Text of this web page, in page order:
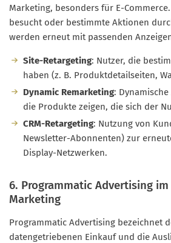
Marketing, besonders für E-
besucht oder bestimmte Aktionen
werden erneut mit passenden
Site-Retargeting: Nutzer, die
haben (z. B. Produktdetailseiten,
Dynamic Remarketing:
die Produkte zeigen, die sich der
CRM-Retargeting: Nutzung von
Newsletter-Abonnenten) zur
Display-Netzwerken.
6. Programmatic Advertising
Marketing
Programmatic Advertising bezeichnet
datengetriebenen Einkauf und die